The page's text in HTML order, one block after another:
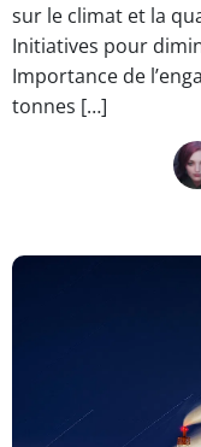
sur le climat et la
Initiatives pour
Importance de
tonnes […]